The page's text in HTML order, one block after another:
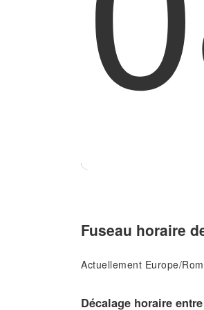
Fuseau horaire
Actuellement Europe/
Décalage horaire